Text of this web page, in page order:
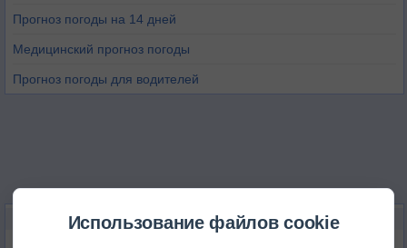
Прогноз погоды на 14 дней
Медицинский прогноз погоды
Прогноз погоды для водителей
НОВОЕ О ПОГОДЕ
Использование файлов cookie